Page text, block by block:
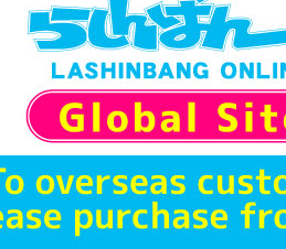
「電池」
ゲーム機
ディス
す。
※詳細につ